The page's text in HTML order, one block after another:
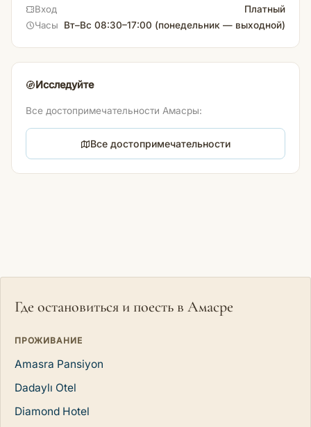
Вход
Платный
Часы
Вт–Вс 08:30–17:00 (понедельник — выходной)
Исследуйте
Все достопримечательности Амасры:
Все достопримечательности
Где остановиться и поесть в Амасре
ПРОЖИВАНИЕ
Amasra Pansiyon
Dadaylı Otel
Diamond Hotel